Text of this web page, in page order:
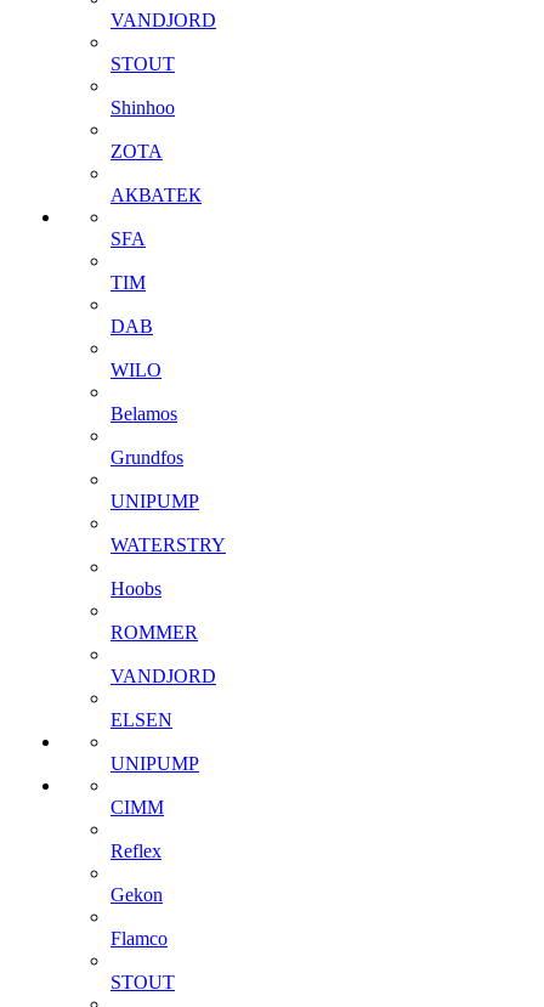
VANDJORD
STOUT
Shinhoo
ZOTA
АКВАТЕК
SFA
TIM
DAB
WILO
Belamos
Grundfos
UNIPUMP
WATERSTRY
Hoobs
ROMMER
VANDJORD
ELSEN
UNIPUMP
CIMM
Reflex
Gekon
Flamco
STOUT